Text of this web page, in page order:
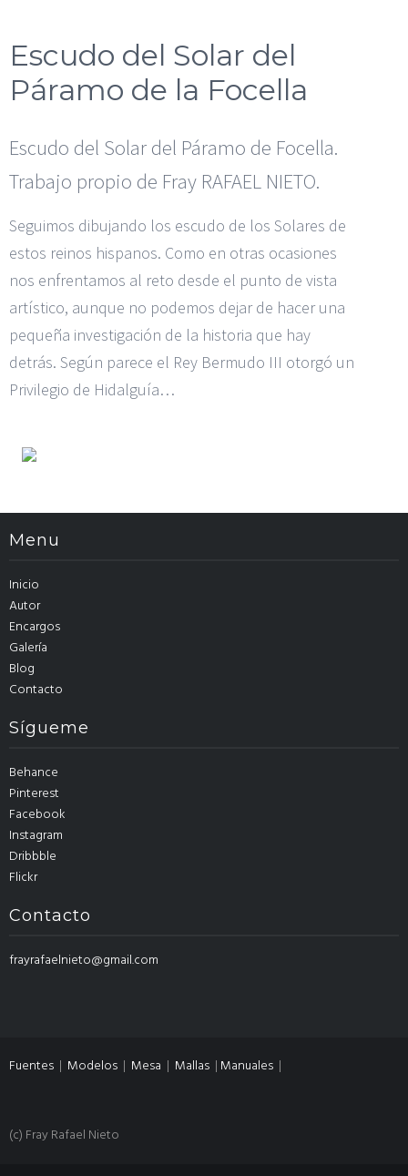
Escudo del Solar del
Páramo de la Focella
Escudo del Solar del Páramo de Focella.
Trabajo propio de Fray RAFAEL NIETO.
Seguimos dibujando los escudo de los Solares de
estos reinos hispanos. Como en otras ocasiones
nos enfrentamos al reto desde el punto de vista
artístico, aunque no podemos dejar de hacer una
pequeña investigación de la historia que hay
detrás. Según parece el Rey Bermudo III otorgó un
Privilegio de Hidalguía…
Menu
Inicio
Autor
Encargos
Galería
Blog
Contacto
Sígueme
Behance
Pinterest
Facebook
Instagram
Dribbble
Flickr
Contacto
frayrafaelnieto@gmail.com
Fuentes | Modelos | Mesa | Mallas | Manuales |
(c) Fray Rafael Nieto